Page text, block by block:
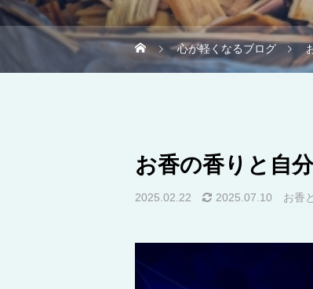
心が軽くなるブログ
お香の香りと自
2025.02.22 2025.07.10 お香